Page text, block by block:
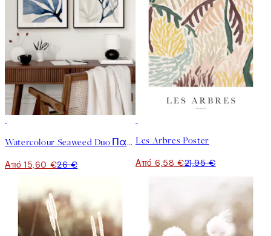
Watercolour Seaweed Duo Πακέτο με poster
Από 15,60 €26 €
Les Arbres Poster
Από 6,58 €21,95 €